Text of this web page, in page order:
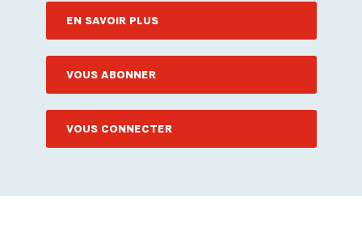
EN SAVOIR PLUS
VOUS ABONNER
VOUS CONNECTER